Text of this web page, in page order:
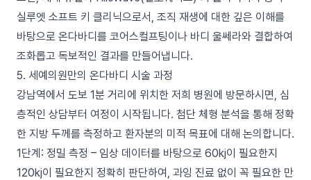
실루엣 소프트 키 클리닉으로서, 조직 재생에 대한 깊은 이해를
바탕으로 온다바디를 코어스컬프팅이나 바디 울쎄라와 결합하여
조화롭고 독보적인 결과를 만들어냅니다.
5. 세예의원만의 온다바디 시술 과정
강남역에서 도보 1분 거리에 위치한 저희 병원에 방문하시면, 심
층적인 상담부터 여정이 시작됩니다. 첨단 체형 분석을 통해 정확
한 지방 두께를 측정하고 환자분의 미적 목표에 대해 논의합니다.
1단계: 정밀 측정 – 임상 데이터를 바탕으로 60kj이 필요한지
120kj이 필요한지 정확히 판단하여, 과잉 진료 없이 꼭 필요한 만